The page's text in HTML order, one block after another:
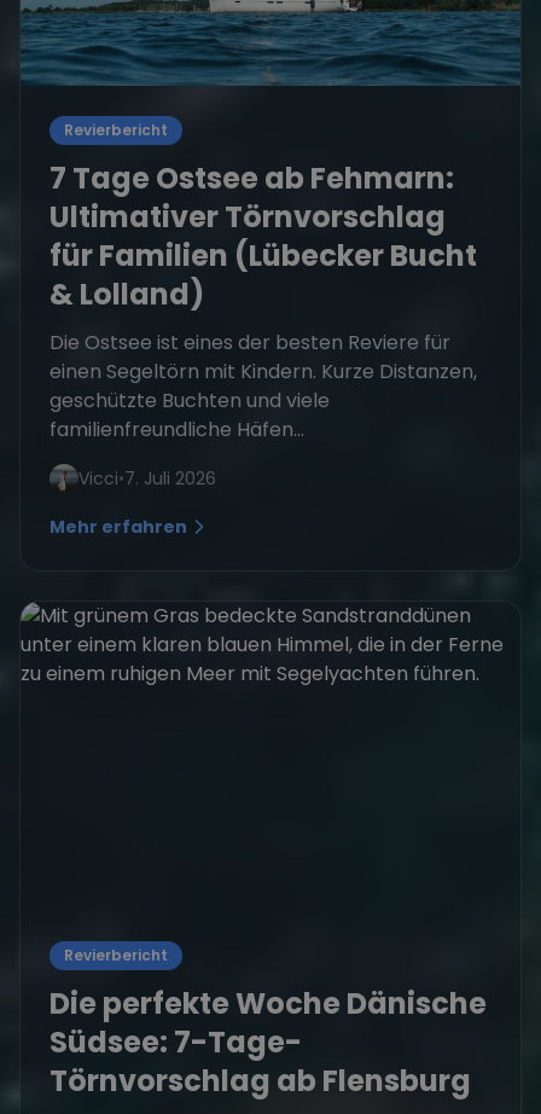
Revierbericht
7 Tage Ostsee ab Fehmarn:
Ultimativer Törnvorschlag
für Familien (Lübecker Bucht
& Lolland)
Die Ostsee ist eines der besten Reviere für
einen Segeltörn mit Kindern. Kurze Distanzen,
geschützte Buchten und viele
familienfreundliche Häfen...
Vicci•7. Juli 2026
Mehr erfahren
Revierbericht
Die perfekte Woche Dänische
Südsee: 7-Tage-
Törnvorschlag ab Flensburg